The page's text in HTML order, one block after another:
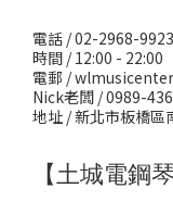
電話 / 02-2968-9923
時間 / 12:00 - 22:00
電郵 /
Nick老闆 / 0989-
地址 / 新北市板橋區
【土城電鋼